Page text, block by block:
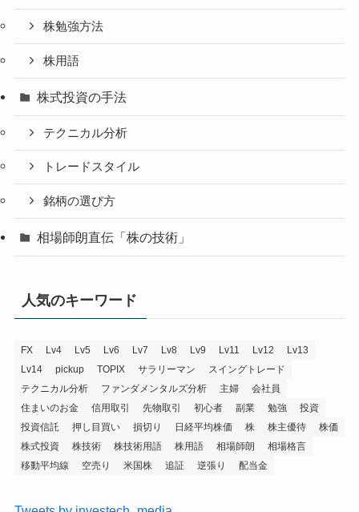
株勉強方法
株用語
株式投資の手法
テクニカル分析
トレードスタイル
銘柄の選び方
相場師朗直伝「株の技術」
人気のキーワード
FX Lv4 Lv5 Lv6 Lv7 Lv8 Lv9 Lv11 Lv12
Lv13
Lv14
pickup TOPIX サラリーマン
スイングトレード
テクニカル分析
ファンダメンタルズ分析 主婦
会社員
住まいのお金
信用取引 先物取引 初心者 副業 勉強
投資
投資信託
押し目買い 損切り 日経平均株価 株 株主優待
株価
株式投資
株技術 株技術用語 株用語 相場師朗
相場格言
移動平均線
空売り 米国株 追証 逆張り 配当金